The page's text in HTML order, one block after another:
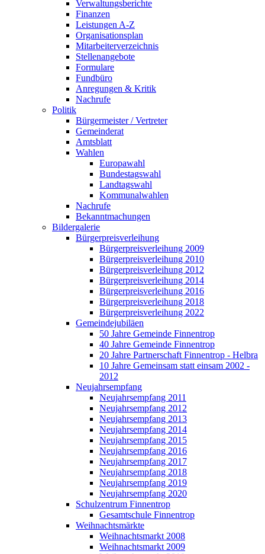
Verwaltungsberichte
Finanzen
Leistungen A-Z
Organisationsplan
Mitarbeiterverzeichnis
Stellenangebote
Formulare
Fundbüro
Anregungen & Kritik
Nachrufe
Politik
Bürgermeister / Vertreter
Gemeinderat
Amtsblatt
Wahlen
Europawahl
Bundestagswahl
Landtagswahl
Kommunalwahlen
Nachrufe
Bekanntmachungen
Bildergalerie
Bürgerpreisverleihung
Bürgerpreisverleihung 2009
Bürgerpreisverleihung 2010
Bürgerpreisverleihung 2012
Bürgerpreisverleihung 2014
Bürgerpreisverleihung 2016
Bürgerpreisverleihung 2018
Bürgerpreisverleihung 2022
Gemeindejubiläen
50 Jahre Gemeinde Finnentrop
40 Jahre Gemeinde Finnentrop
20 Jahre Partnerschaft Finnentrop - Helbra
10 Jahre Gemeinsam statt einsam 2002 -
2012
Neujahrsempfang
Neujahrsempfang 2011
Neujahrsempfang 2012
Neujahrsempfang 2013
Neujahrsempfang 2014
Neujahrsempfang 2015
Neujahrsempfang 2016
Neujahrsempfang 2017
Neujahrsempfang 2018
Neujahrsempfang 2019
Neujahrsempfang 2020
Schulzentrum Finnentrop
Gesamtschule Finnentrop
Weihnachtsmärkte
Weihnachtsmarkt 2008
Weihnachtsmarkt 2009